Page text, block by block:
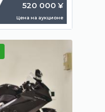
520 000 ¥
Цена на аукционе